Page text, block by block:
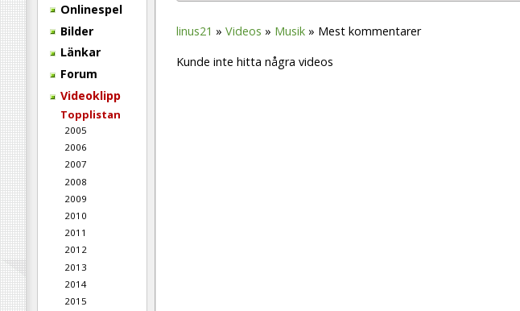
Onlinespel
Bilder
Länkar
Forum
Videoklipp
Topplistan
2005
2006
2007
2008
2009
2010
2011
2012
2013
2014
2015
linus21 Videos Musik Mest kommentarer
Kunde inte hitta några videos